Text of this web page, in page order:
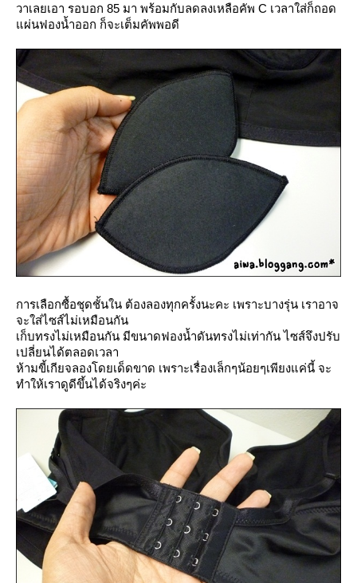
วาเลยเอา รอบอก 85 มา พร้อมกับลดลงเหลือคัพ C เวลาใส่ก็ถอด
ผ่นฟองน้ำออก ก็จะเต็มคัพพอดี
การเลือกซื้อชุดชั้นใน ต้องลองทุกครั้งนะคะ เพราะบางรุ่น เราอาจ
จะใส่ไซส์ไม่เหมือนกัน
เก็บทรงไม่เหมือนกัน มีขนาดฟองน้ำดันทรงไม่เท่ากัน ไซส์จึงปรับ
เปลี่ยนได้ตลอดเวลา
ห้ามขี้เกียจลองโดยเด็ดขาด เพราะเรื่องเล็กๆน้อยๆเพียงแค่นี้ จะ
ทำให้เราดูดีขึ้นได้จริงๆค่ะ